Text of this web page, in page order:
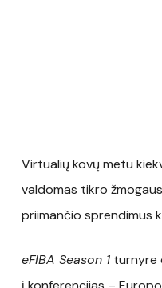
Virtualių kovų metu
valdomas tikro
priimančio sprendimus
eFIBA Season 1turnyre